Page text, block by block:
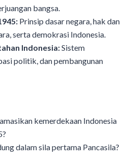
bangsa.
Prinsip dasar negara, hak dan
serta demokrasi Indonesia.
Indonesia:Sistem
politik, dan pembangunan
kemerdekaan Indonesia
dalam sila pertama Pancasila?